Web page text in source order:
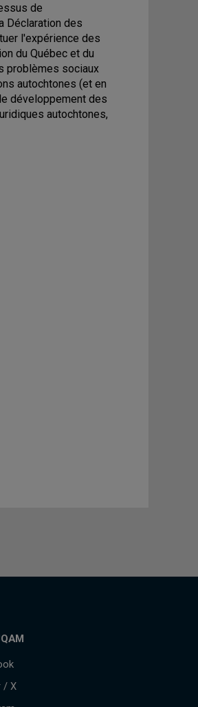
de
Déclaration des
l'expérience des
du Québec et du
problèmes sociaux
autochtones (et en
développement des
autochtones,
/ X